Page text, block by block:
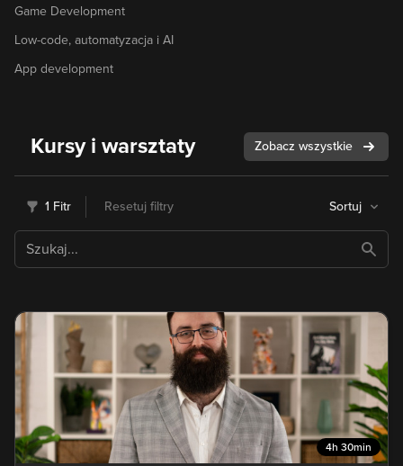
Game Development
Low-code, automatyzacja i AI
App development
Kursy i warsztaty Zobacz wszystkie
1 Fitr Sortuj
Resetuj filtry
4h 30min